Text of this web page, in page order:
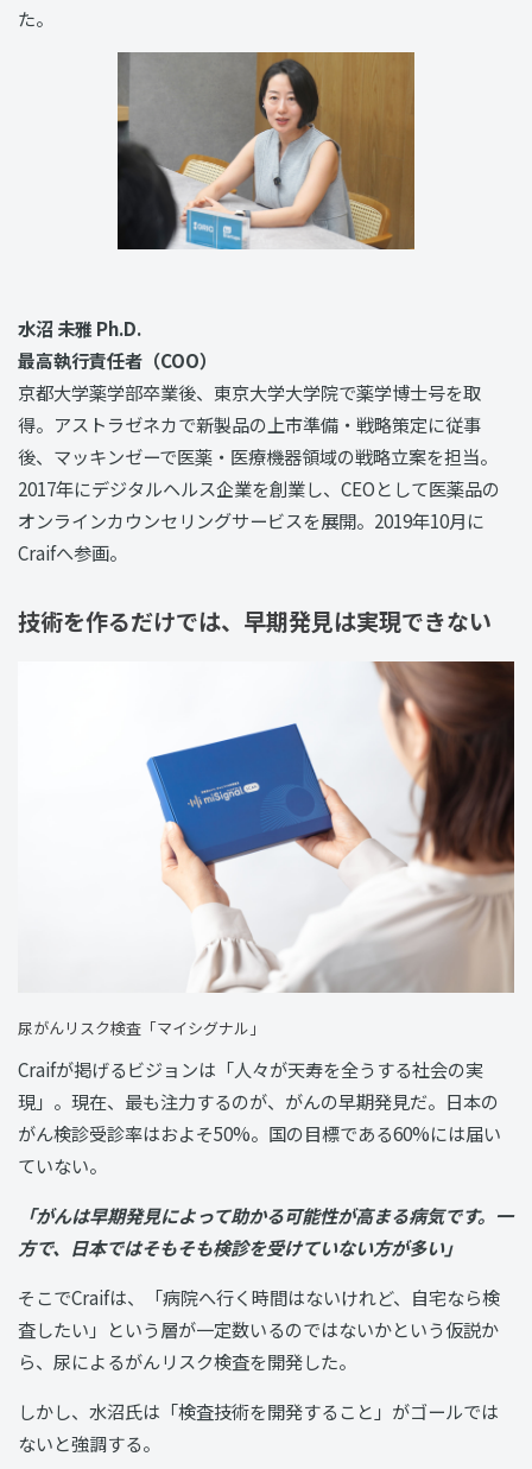
た。
水沼 未雅 Ph.D.
最高執行責任者（COO）
京都大学薬学部卒業後、東京大学大学院で薬学博士号を取
得。アストラゼネカで新製品の上市準備・戦略策定に従事
後、マッキンゼーで医薬・医療機器領域の戦略立案を担当。
2017年にデジタルヘルス企業を創業し、CEOとして医薬品の
オンラインカウンセリングサービスを展開。2019年10月に
Craifへ参画。
技術を作るだけでは、早期発見は実現できない
尿がんリスク検査「マイシグナル」
Craifが掲げるビジョンは「人々が天寿を全うする社会の実
現」。現在、最も注力するのが、がんの早期発見だ。日本の
がん検診受診率はおよそ50%。国の目標である60%には届い
ていない。
「がんは早期発見によって助かる可能性が高まる病気です。一
方で、日本ではそもそも検診を受けていない方が多い」
そこでCraifは、「病院へ行く時間はないけれど、自宅なら検
査したい」という層が一定数いるのではないかという仮説か
ら、尿によるがんリスク検査を開発した。
しかし、水沼氏は「検査技術を開発すること」がゴールでは
ないと強調する。